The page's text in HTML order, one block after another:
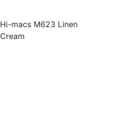
Hi-macs M623 Linen
Cream